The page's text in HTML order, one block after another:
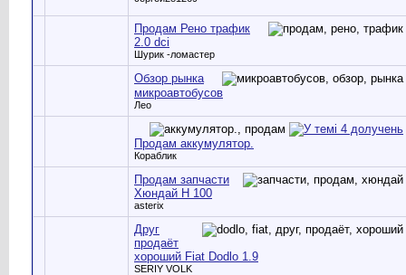
Продам Рено трафик
2.0 dci
Шурик -ломастер
Обзор рынка
микроавтобусов
Лео
Продам аккумулятор.
Кораблик
Продам запчасти
Хюндай Н 100
asterix
Друг
продаёт
хороший Fiat Dodlo 1.9
SERIY VOLK